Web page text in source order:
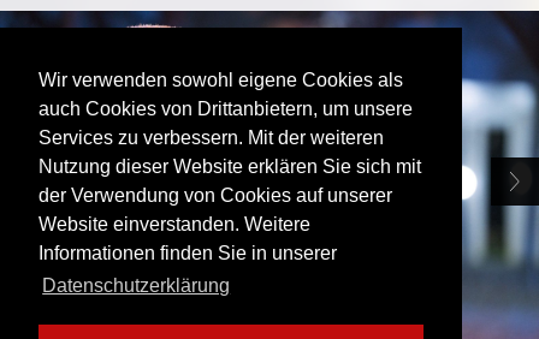
Wir verwenden sowohl eigene Cookies als
auch Cookies von Drittanbietern, um unsere
Services zu verbessern. Mit der weiteren
Nutzung dieser Website erklären Sie sich mit
der Verwendung von Cookies auf unserer
Website einverstanden. Weitere
Informationen finden Sie in unserer
Datenschutzerklärung